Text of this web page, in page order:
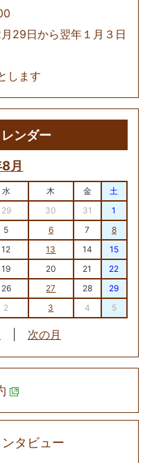
29日から翌年１月３日
します
ンダー
月
水 木 金
土
29 30 31
1
5 6 7
8
12 13 14
15
19 20 21
22
26 27 28
29
2 3 4 5
次の月
タビュー